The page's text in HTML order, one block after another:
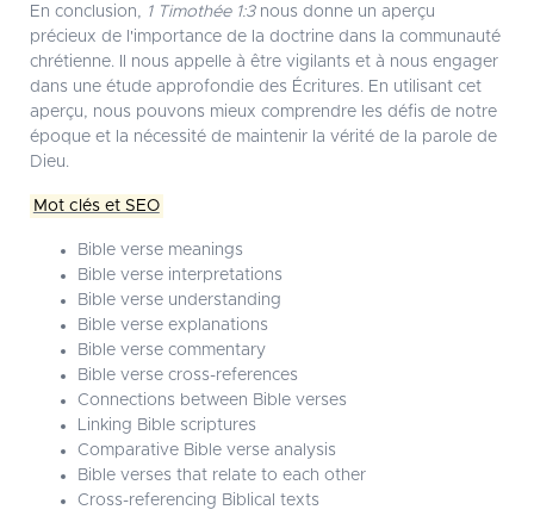
En conclusion, 1 Timothée 1:3nous donne un aperçu
précieux de l'importance de la doctrine dans la communauté
chrétienne. Il nous appelle à être vigilants et à nous engager
dans une étude approfondie des Écritures. En utilisant cet
aperçu, nous pouvons mieux comprendre les défis de notre
époque et la nécessité de maintenir la vérité de la parole de
Dieu.
Mot clés et SEO
Bible verse meanings
Bible verse interpretations
Bible verse understanding
Bible verse explanations
Bible verse commentary
Bible verse cross-references
Connections between Bible verses
Linking Bible scriptures
Comparative Bible verse analysis
Bible verses that relate to each other
Cross-referencing Biblical texts